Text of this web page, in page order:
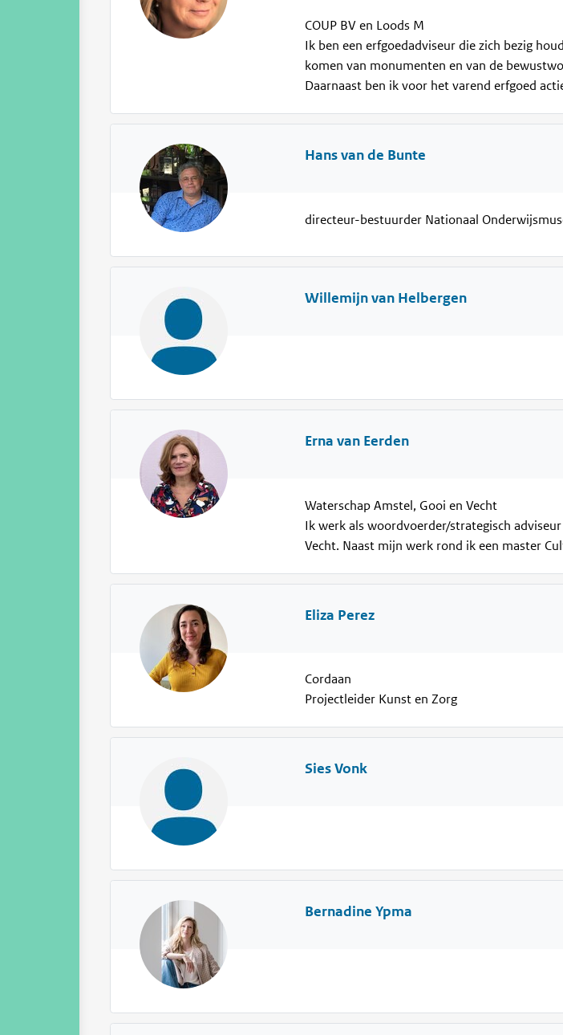
COUP BV en Loods M
Ik ben een erfgoedadviseur die zich bezig
komen van monumenten en van de
Daarnaast ben ik voor het varend erfgoed
Hans van de Bunte
directeur-bestuurder Nationaal
Willemijn van Helbergen
Erna van Eerden
Waterschap Amstel, Gooi en Vecht
Ik werk als woordvoerder/strategisch
Vecht. Naast mijn werk rond ik een master
Eliza Perez
Cordaan
Projectleider Kunst en Zorg
Sies Vonk
Bernadine Ypma